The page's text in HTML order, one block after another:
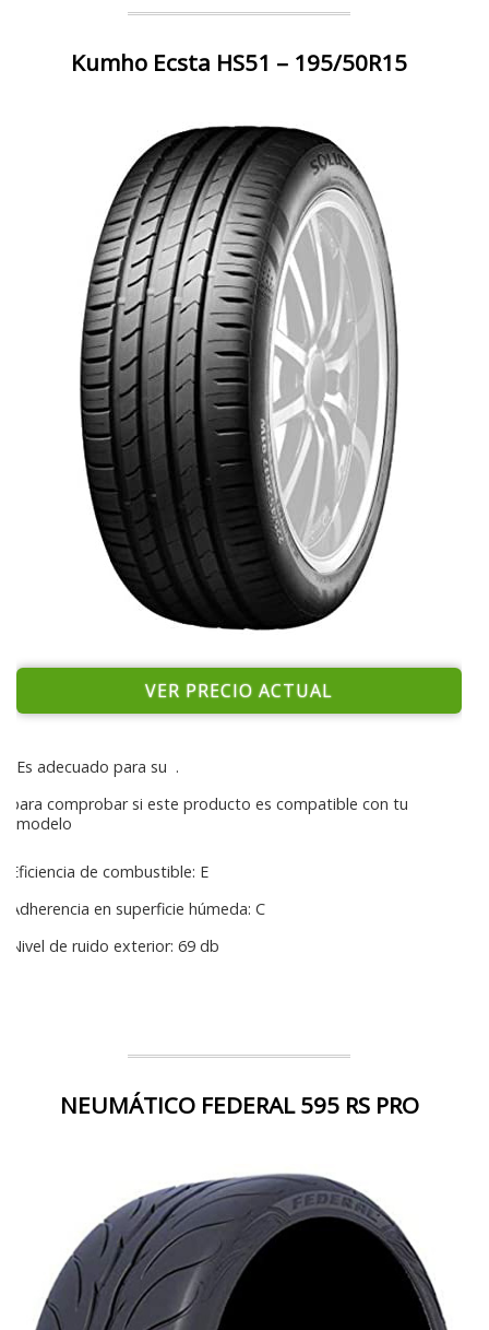
Kumho Ecsta HS51 – 195/50R15
VER PRECIO ACTUAL
Es adecuado para su .
para comprobar si este producto es compatible con tu
modelo
Eficiencia de combustible: E
Adherencia en superficie húmeda: C
Nivel de ruido exterior: 69 db
NEUMÁTICO FEDERAL 595 RS PRO